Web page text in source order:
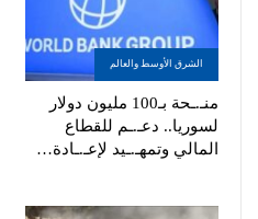
الشرق الأوسط والعالم
منـ.ـحة بـ100 مليون دولار
لسوريا.. دعـ.ـم للقطاع
المالي وتمهـ.ـيد لإعـ.ـادة…